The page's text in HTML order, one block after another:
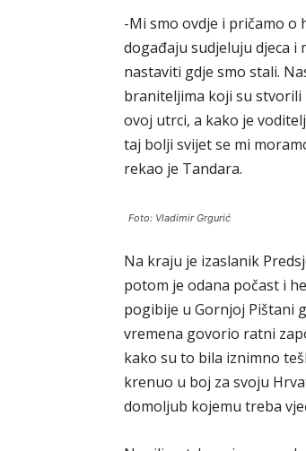
-Mi smo ovdje i pričamo o
događaju sudjeluju djeca i
nastaviti gdje smo stali.
braniteljima koji su stvorili
ovoj utrci, a kako je
taj bolji svijet se mi
rekao je Tandara.
Foto: Vladimir Grgurić
Na kraju je izaslanik
potom je odana počast i
pogibije u Gornjoj Pištani
vremena govorio ratni
kako su to bila iznimno
krenuo u boj za svoju
domoljub kojemu treba